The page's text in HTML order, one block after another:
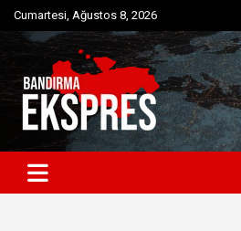
Skip
to
content
Cumartesi, Ağustos 8, 2026
Bandırma Ekspres
Bandırma'dan güncel haberler